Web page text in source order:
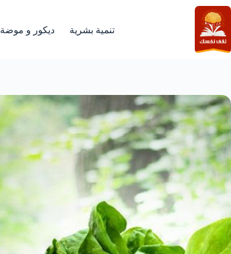
التجاوز
إلى
المحتوى
تنمية بشرية ديكور و موضة